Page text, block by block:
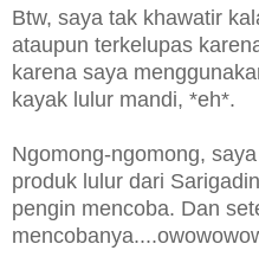
Btw, saya tak khawatir
ataupun terkelupas
karena saya
kayak lulur mandi, *eh*.
Ngomong-ngomong,
produk lulur dari
pengin mencoba. Dan